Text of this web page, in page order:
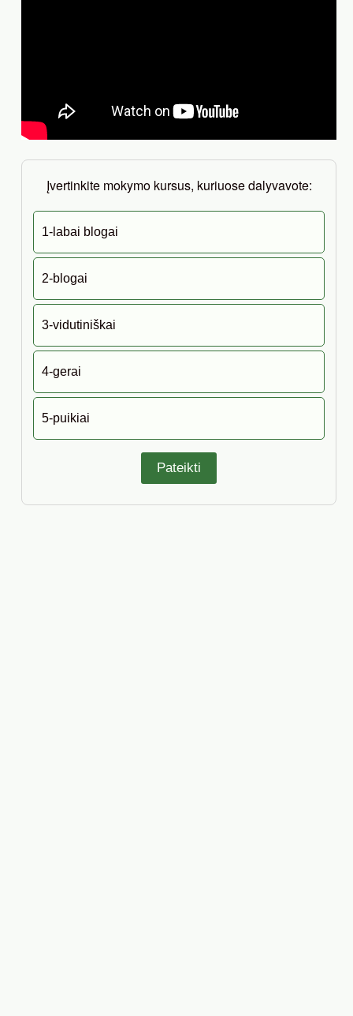
Įvertinkite mokymo kursus, kuriuose dalyvavote:
1-labai blogai
2-blogai
3-vidutiniškai
4-gerai
5-puikiai